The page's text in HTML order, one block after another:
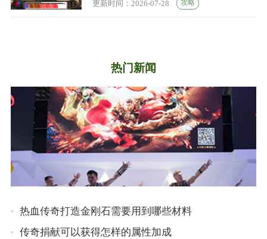
更新时间：2026-07-28 攻略
热门新闻
热血传奇打造金刚石需要用到哪些材料
传奇捐献可以获得怎样的属性加成